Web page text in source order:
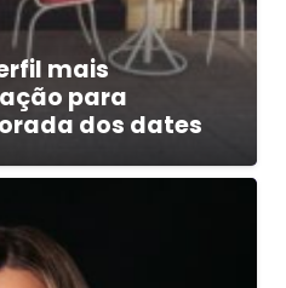
mais
para
dos dates